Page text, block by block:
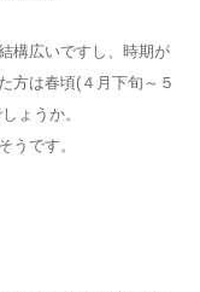
構広いですし、時期が
方は春頃(４月下旬～５
ょうか。
うです。